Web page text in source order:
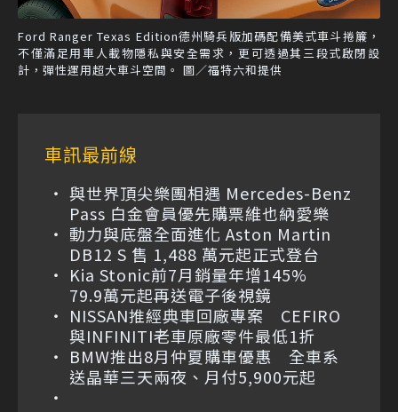
Ford Ranger Texas Edition德州騎兵版加碼配備美式車斗捲簾，
不僅滿足用車人載物隱私與安全需求，更可透過其三段式啟閉設
計，彈性運用超大車斗空間。 圖／福特六和提供
車訊最前線
與世界頂尖樂團相遇 Mercedes-Benz
Pass 白金會員優先購票維也納愛樂
動力與底盤全面進化 Aston Martin
DB12 S 售 1,488 萬元起正式登台
Kia Stonic前7月銷量年增145%
79.9萬元起再送電子後視鏡
NISSAN推經典車回廠專案 CEFIRO
與INFINITI老車原廠零件最低1折
BMW推出8月仲夏購車優惠 全車系
送晶華三天兩夜、月付5,900元起